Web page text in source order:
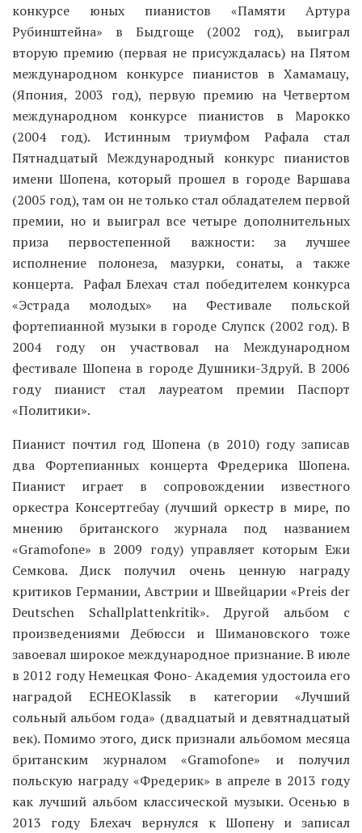
конкурсе юных пианистов «Памяти Артура
Рубинштейна» в Быдгоще (2002 год), выиграл
вторую премию (первая не присуждалась) на Пятом
международном конкурсе пианистов в Хамамацу,
(Япония, 2003 год), первую премию на Четвертом
международном конкурсе пианистов в Марокко
(2004 год). Истинным триумфом Рафала стал
Пятнадцатый Международный конкурс пианистов
имени Шопена, который прошел в городе Варшава
(2005 год), там он не только стал обладателем первой
премии, но и выиграл все четыре дополнительных
приза первостепенной важности: за лучшее
исполнение полонеза, мазурки, сонаты, а также
концерта. Рафал Блехач стал победителем конкурса
«Эстрада молодых» на Фестивале польской
фортепианной музыки в городе Слупск (2002 год). В
2004 году он участвовал на Международном
фестивале Шопена в городе Душники-Здруй. В 2006
году пианист стал лауреатом премии Паспорт
«Политики».
Пианист почтил год Шопена (в 2010) году записав
два Фортепианных концерта Фредерика Шопена.
Пианист играет в сопровождении известного
оркестра Консертгебау (лучший оркестр в мире, по
мнению британского журнала под названием
«Gramofone» в 2009 году) управляет которым Ежи
Семкова. Диск получил очень ценную награду
критиков Германии, Австрии и Швейцарии «Preis der
Deutschen Schallplattenkritik». Другой альбом с
произведениями Дебюсси и Шимановского тоже
завоевал широкое международное признание. В июле
в 2012 году Немецкая Фоно- Академия удостоила его
наградой ECHEOKlassik в категории «Лучший
сольный альбом года» (двадцатый и девятнадцатый
век). Помимо этого, диск признали альбомом месяца
британским журналом «Gramofone» и получил
польскую награду «Фредерик» в апреле в 2013 году
как лучший альбом классической музыки. Осенью в
2013 году Блехач вернулся к Шопену и записал